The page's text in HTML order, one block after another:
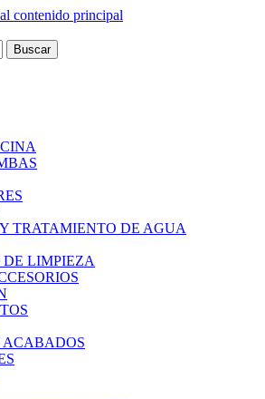
contenido principal
Buscar
TRATAMIENTO DE AGUA
DE LIMPIEZA
ACABADOS